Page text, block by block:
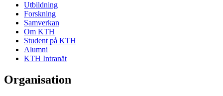
Utbildning
Forskning
Samverkan
Om KTH
Student på KTH
Alumni
KTH Intranät
Organisation